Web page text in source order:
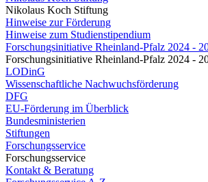
Nikolaus Koch Stiftung
Hinweise zur Förderung
Hinweise zum Studienstipendium
Forschungsinitiative Rheinland-Pfalz 2024 -
Forschungsinitiative Rheinland-Pfalz 2024 -
LODinG
Wissenschaftliche Nachwuchsförderung
DFG
EU-Förderung im Überblick
Bundesministerien
Stiftungen
Forschungsservice
Forschungsservice
Kontakt & Beratung